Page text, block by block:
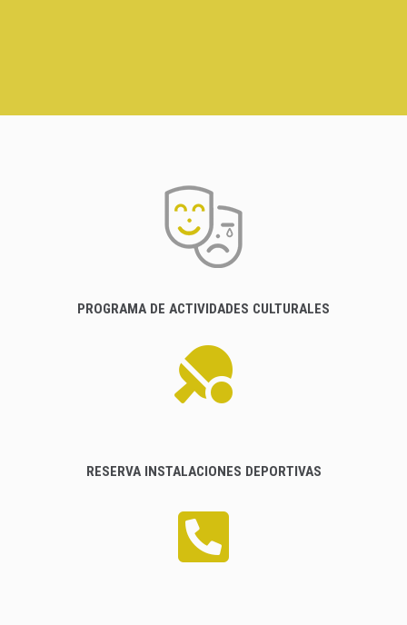
PROGRAMA DE ACTIVIDADES CULTURALES
RESERVA INSTALACIONES DEPORTIVAS